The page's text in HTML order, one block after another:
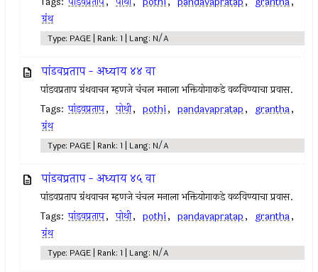
ग्रंथ
Type: PAGE | Rank: 1 | Lang: N/A
पांडवप्रताप - अध्याय ४४ वा
पांडवप्रताप ग्रंथवाचन म्हणजे चंचल मनाला भक्तियोगाकडे वळविण्याचा प्रवास.
Tags: पांडवप्रताप, पोथी, pothi, pandavapratap, grantha,
ग्रंथ
Type: PAGE | Rank: 1 | Lang: N/A
पांडवप्रताप - अध्याय ४५ वा
पांडवप्रताप ग्रंथवाचन म्हणजे चंचल मनाला भक्तियोगाकडे वळविण्याचा प्रवास.
Tags: पांडवप्रताप, पोथी, pothi, pandavapratap, grantha,
ग्रंथ
Type: PAGE | Rank: 1 | Lang: N/A